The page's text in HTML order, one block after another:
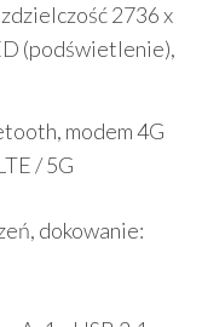
2736 x
(podświetlenie),
modem 4G
/ 5G
dokowanie: